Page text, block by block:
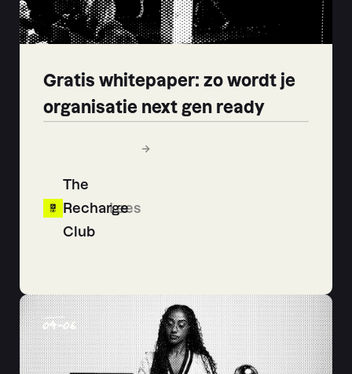
Gratis whitepaper: zo wordt je
organisatie next gen ready
The
Recharge
Club
Lees
04-06